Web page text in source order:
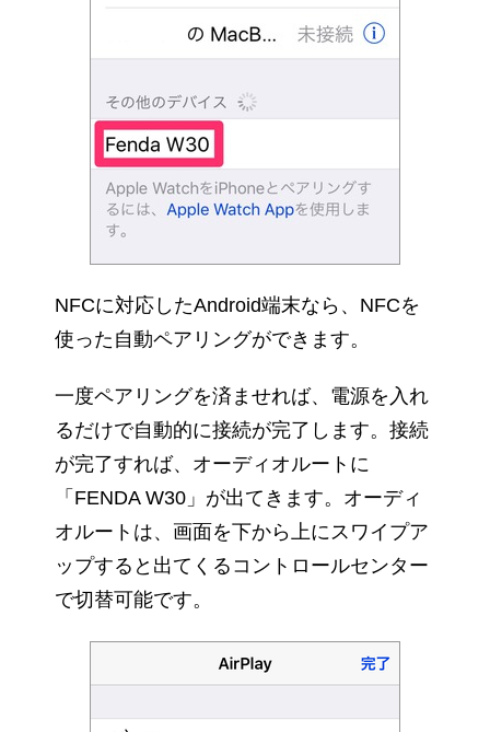
NFCに対応したAndroid端末なら、NFCを
使った自動ペアリングができます。
一度ペアリングを済ませれば、電源を入れ
るだけで自動的に接続が完了します。接続
が完了すれば、オーディオルートに
「FENDA W30」が出てきます。オーディ
オルートは、画面を下から上にスワイプア
ップすると出てくるコントロールセンター
で切替可能です。